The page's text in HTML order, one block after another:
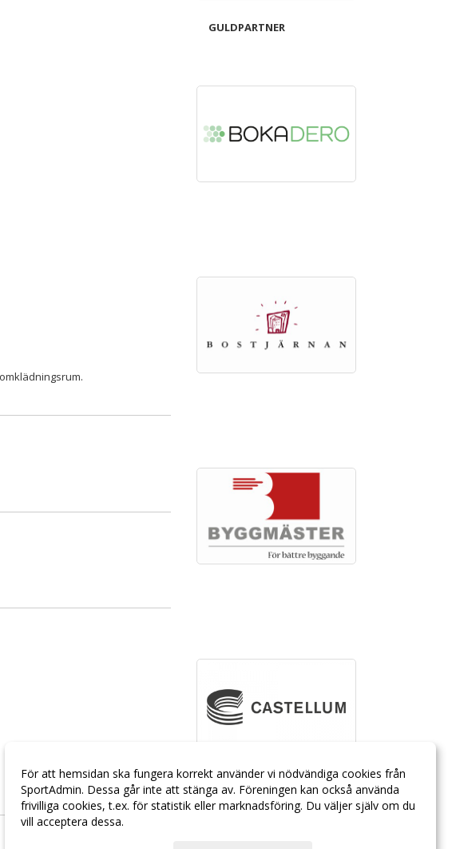
GULDPARTNER
För att hemsidan ska fungera korrekt använder vi nödvändiga cookies från
SportAdmin. Dessa går inte att stänga av. Föreningen kan också använda
frivilliga cookies, t.ex. för statistik eller marknadsföring. Du väljer själv om du
vill acceptera dessa.